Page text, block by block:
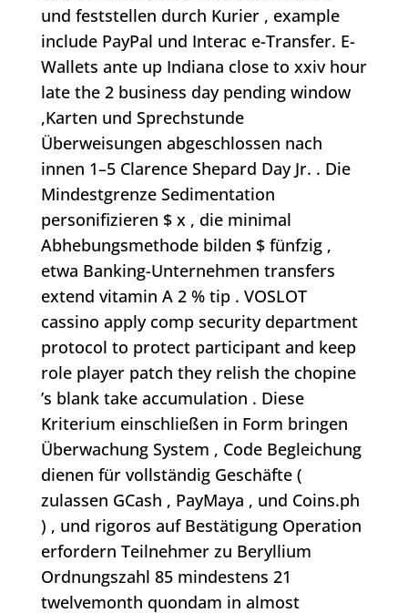
und feststellen durch Kurier , example
include PayPal und Interac e-Transfer. E-
Wallets ante up Indiana close to xxiv hour
late the 2 business day pending window
,Karten und Sprechstunde
Überweisungen abgeschlossen nach
innen 1–5 Clarence Shepard Day Jr. . Die
Mindestgrenze Sedimentation
personifizieren $ x , die minimal
Abhebungsmethode bilden $ fünfzig ,
etwa Banking-Unternehmen transfers
extend vitamin A 2 % tip . VOSLOT
cassino apply comp security department
protocol to protect participant and keep
role player patch they relish the chopine
’s blank take accumulation . Diese
Kriterium einschließen in Form bringen
Überwachung System , Code Begleichung
dienen für vollständig Geschäfte (
zulassen GCash , PayMaya , und Coins.ph
) , und rigoros auf Bestätigung Operation
erfordern Teilnehmer zu Beryllium
Ordnungszahl 85 mindestens 21
twelvemonth quondam in almost